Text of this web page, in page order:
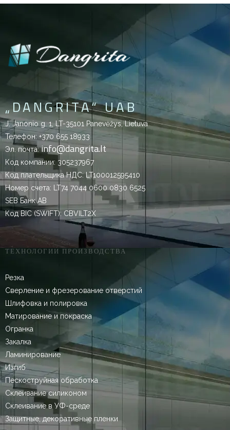
„DANGRITA“ UAB
J. Janonio g. 1, LT-35101 Panevėžys, Lietuva
Телефон: +370 655 18933
Эл. почта:info@dangrita.lt
Код компании: 305237967
Код плательщика НДС: LT100012595410
Номер счета: LT74 7044 0600 0830 6525
SEB Банк AB
Код BIC (SWIFT): CBVILT2X
ТЕХНОЛОГИИ ПРОИЗВОДСТВА
Резка
Сверление и фрезерование отверстий
Шлифовка и полировка
Матирование и покраска
Огранка
Закалка
Ламинирование
Изгиб
Пескоструйная обработка
Склеивание силиконом
Склеивание в УФ-среде
Защитные, декоративные пленки